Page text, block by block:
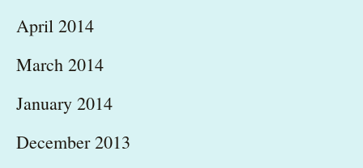
April 2014
March 2014
January 2014
December 2013